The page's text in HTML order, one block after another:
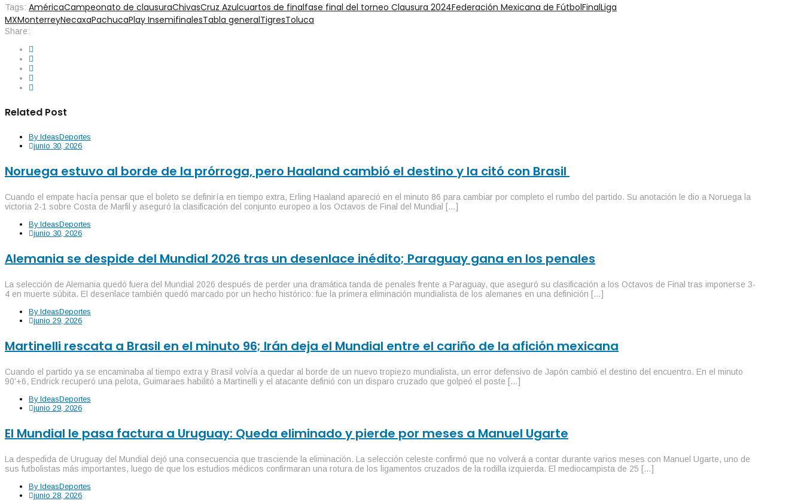
Tags: AméricaCampeonato de clausuraChivasCruz Azulcuartos de finalfase final del torneo Clausura 2024Federación Mexicana de FútbolFinalLiga
MXMonterreyNecaxaPachucaPlay InsemifinalesTabla generalTigresToluca
Share:
Related Post
By IdeasDeportes
junio 30, 2026
Noruega estuvo al borde de la prórroga, pero Haaland cambió el destino y la citó con Brasil
Cuando el empate hacía pensar que el boleto se definiría en tiempo extra, Erling Haaland apareció en el minuto 86 para cambiar por completo el rumbo del partido. Su anotación le dio a Noruega la
victoria 2-1 sobre Costa de Marfil y aseguró la clasificación del conjunto europeo a los Octavos de Final del Mundial […]
By IdeasDeportes
junio 30, 2026
Alemania se despide del Mundial 2026 tras un desenlace inédito; Paraguay gana en los penales
La selección de Alemania quedó fuera del Mundial 2026 después de perder una dramática tanda de penales frente a Paraguay, que aseguró su clasificación a los Octavos de Final tras imponerse 3-
4 en muerte súbita. El desenlace también quedó marcado por un hecho histórico: fue la primera eliminación mundialista de los alemanes en una definición […]
By IdeasDeportes
junio 29, 2026
Martinelli rescata a Brasil en el minuto 96; Irán deja el Mundial entre el cariño de la afición mexicana
Cuando el partido ya se encaminaba al tiempo extra y Brasil volvía a quedar al borde de un nuevo tropiezo mundialista, un error defensivo de Japón cambió el destino del encuentro. En el minuto
90’+6, Endrick recuperó una pelota, Guimaraes habilitó a Martinelli y el atacante definió con un disparo cruzado que golpeó el poste […]
By IdeasDeportes
junio 29, 2026
El Mundial le pasa factura a Uruguay: Queda eliminado y pierde por meses a Manuel Ugarte
La despedida de Uruguay del Mundial dejó una consecuencia que trasciende la eliminación. La selección celeste confirmó que no volverá a contar durante varios meses con Manuel Ugarte, uno de
sus futbolistas más importantes, luego de que los estudios médicos confirmaran una rotura de los ligamentos cruzados de la rodilla izquierda. El mediocampista de 25 […]
By IdeasDeportes
junio 28, 2026